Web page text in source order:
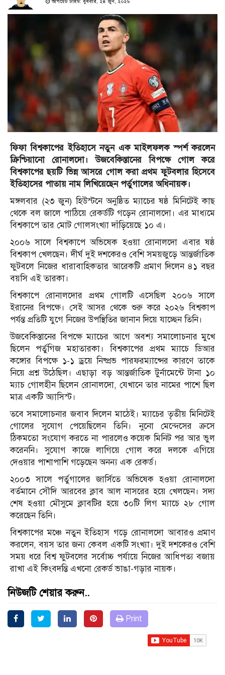
আপডেট টাইম: বুধবার, ২৪ জুন, ২০২৬
ফিফা বিশ্বকাপের ইতিহাসে নতুন এক মাইলফলক স্পর্শ করলেন
ক্রিশ্চিয়ানো রোনালদো। উজবেকিস্তানের বিপক্ষে গোল করে
বিশ্বকাপের ছয়টি ভিন্ন আসরে গোল করা প্রথম ফুটবলার হিসেবে
ইতিহাসের পাতায় নাম লিখিয়েছেন পর্তুগালের অধিনায়ক।
মঙ্গলবার (২৩ জুন) হিউস্টনে অনুষ্ঠিত ম্যাচের ষষ্ঠ মিনিটেই কাছ
থেকে বল জালে পাঠিয়ে রেকর্ডটি গড়েন রোনালদো। এর মাধ্যমে
বিশ্বকাপে তার মোট গোলসংখ্যা দাঁড়িয়েছে ১০ এ।
২০০৬ সালে বিশ্বকাপে অভিষেক হওয়া রোনালদো এবার ষষ্ঠ
বিশ্বকাপ খেলছেন। দীর্ঘ দুই দশকেরও বেশি সময়জুড়ে আন্তর্জাতিক
ফুটবলে নিজের ধারাবাহিকতার আরেকটি প্রমাণ দিলেন ৪১ বছর
বয়সি এই তারকা।
বিশ্বকাপে রোনালদোর প্রথম গোলটি এসেছিল ২০০৬ সালে
ইরানের বিপক্ষে। সেই আসর থেকে শুরু করে ২০২৬ বিশ্বকাপ
পর্যন্ত প্রতিটি যুগে নিজের উপস্থিতির জানান দিয়ে যাচ্ছেন তিনি।
উজবেকিস্তানের বিপক্ষে ম্যাচের আগে অবশ্য সমালোচনার মুখে
ছিলেন পর্তুগিজ মহাতারকা। বিশ্বকাপের প্রথম ম্যাচে ডিআর
কঙ্গোর বিপক্ষে ১-১ ড্রয়ে নিষ্প্রভ পারফরম্যান্সের কারণে তাকে
নিয়ে প্রশ্ন উঠেছিল। এছাড়া বড় আন্তর্জাতিক টুর্নামেন্টে টানা ১০
ম্যাচ গোলহীন ছিলেন রোনালদো, যেখানে তার নামের পাশে ছিল
মাত্র একটি অ্যাসিস্ট।
তবে সমালোচনার জবাব দিলেন মাঠেই। ম্যাচের তৃতীয় মিনিটেই
গোলের সুযোগ পেয়েছিলেন তিনি। নুনো মেন্দেসের ক্রসে
ঠিকমতো সংযোগ করতে না পারলেও কয়েক মিনিট পর আর ভুল
করেননি। সুযোগ কাজে লাগিয়ে গোল করে দলকে এগিয়ে
দেওয়ার পাশাপাশি গড়েছেন অনন্য এক রেকর্ড।
২০০৩ সালে পর্তুগালের জার্সিতে অভিষেক হওয়া রোনালদো
বর্তমানে সৌদি আরবের ক্লাব আল নাসরের হয়ে খেলছেন। সদ্য
শেষ হওয়া মৌসুমে ক্লাবটির হয়ে ৩০টি লিগ ম্যাচে ২৮ গোল
করেছেন তিনি।
বিশ্বকাপের মঞ্চে নতুন ইতিহাস গড়ে রোনালদো আবারও প্রমাণ
করলেন, বয়স তার জন্য কেবল একটি সংখ্যা। দুই দশকেরও বেশি
সময় ধরে বিশ্ব ফুটবলের সর্বোচ্চ পর্যায়ে নিজের আধিপত্য বজায়
রাখা এই কিংবদন্তি এখনো রেকর্ড ভাঙা-গড়ার নায়ক।
নিউজটি শেয়ার করুন..
Print